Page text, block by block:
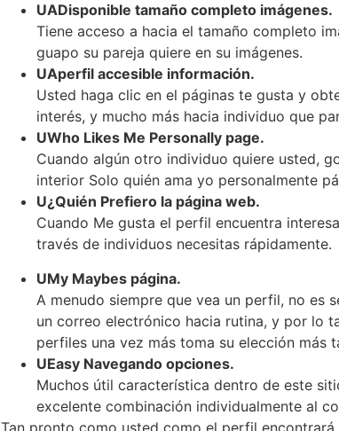
UADisponible tamaño completo imágenes.
Tiene acceso a hacia el tamaño completo
guapo su pareja quiere en su imágenes.
UAperfil accesible información.
Usted haga clic en el páginas te gusta y
interés, y mucho más hacia individuo que
UWho Likes Me Personally page.
Cuando algún otro individuo quiere usted,
interior Solo quién ama yo personalmente
U¿Quién Prefiero la página web.
Cuando Me gusta el perfil encuentra
través de individuos necesitas rápidamente.
UMy Maybes página.
A menudo siempre que vea un perfil, no es
un correo electrónico hacia rutina, y por lo
perfiles una vez más toma su elección más
UEasy Navegando opciones.
Muchos útil característica dentro de este
excelente combinación individualmente al
Tan pronto como usted como el perfil